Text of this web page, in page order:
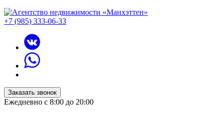
+7 (985) 333-06-33
Заказать звонок
Ежедневно с 8:00 до 20:00